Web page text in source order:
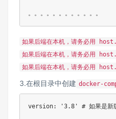
如果后端在本机，请务必用
如果后端在本机，请务必用
如果后端在本机，请务必用
3.在根目录中创建 docker-
version: '3.8' # 如果是新